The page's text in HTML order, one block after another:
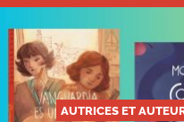
AUTRICES ET